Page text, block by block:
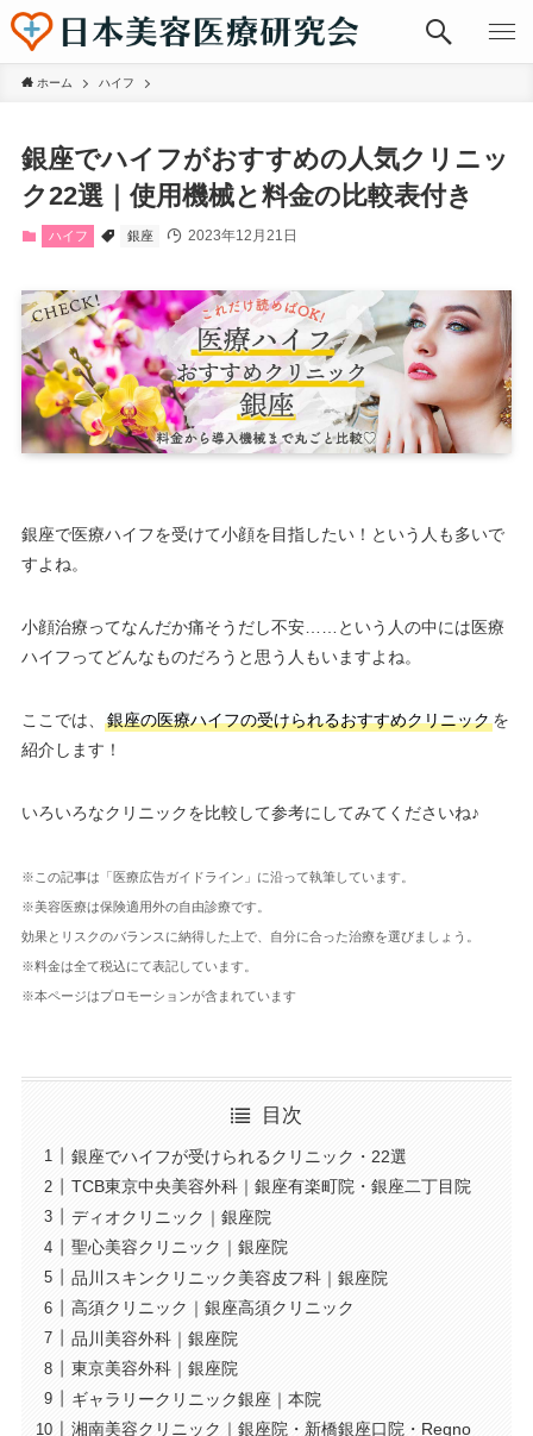
ホーム ハイフ
銀座でハイフがおすすめの人気クリニッ
ク22選｜使用機械と料金の比較表付き
ハイフ 銀座 2023年12月21日
銀座で医療ハイフを受けて小顔を目指したい！という人も多いで
すよね。
小顔治療ってなんだか痛そうだし不安……という人の中には医療
ハイフってどんなものだろうと思う人もいますよね。
ここでは、 銀座の医療ハイフの受けられるおすすめクリニックを
紹介します！
いろいろなクリニックを比較して参考にしてみてくださいね♪
※この記事は「医療広告ガイドライン」に沿って執筆しています。
※美容医療は保険適用外の自由診療です。
効果とリスクのバランスに納得した上で、自分に合った治療を選びましょう。
※料金は全て税込にて表記しています。
※本ページはプロモーションが含まれています
目次
銀座でハイフが受けられるクリニック・22選
TCB東京中央美容外科｜銀座有楽町院・銀座二丁目院
ディオクリニック｜銀座院
聖心美容クリニック｜銀座院
品川スキンクリニック美容皮フ科｜銀座院
高須クリニック｜銀座高須クリニック
品川美容外科｜銀座院
東京美容外科｜銀座院
ギャラリークリニック銀座｜本院
湘南美容クリニック｜銀座院・新橋銀座口院・Regno